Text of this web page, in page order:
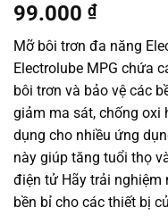
99.000 ₫
Mỡ bôi trơn đa năng
Electrolube MPG chứa
bôi trơn và bảo vệ các
giảm ma sát, chống oxi
dụng cho nhiều ứng
này giúp tăng tuổi thọ
điện tử Hãy trải nghiệm
bền bỉ cho các thiết bị